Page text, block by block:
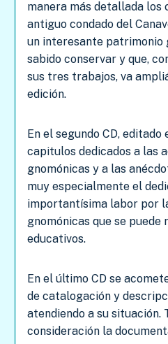
manera más detallada
antiguo condado del
un interesante patrimonio
sabido conservar y que,
sus tres trabajos, va
edición.
En el segundo CD,
capitulos dedicados a las
gnomónicas y a las
muy especialmente el
importantísima labor por
gnomónicas que se
educativos.
En el último CD se
de catalogación y
atendiendo a su situación.
consideración la